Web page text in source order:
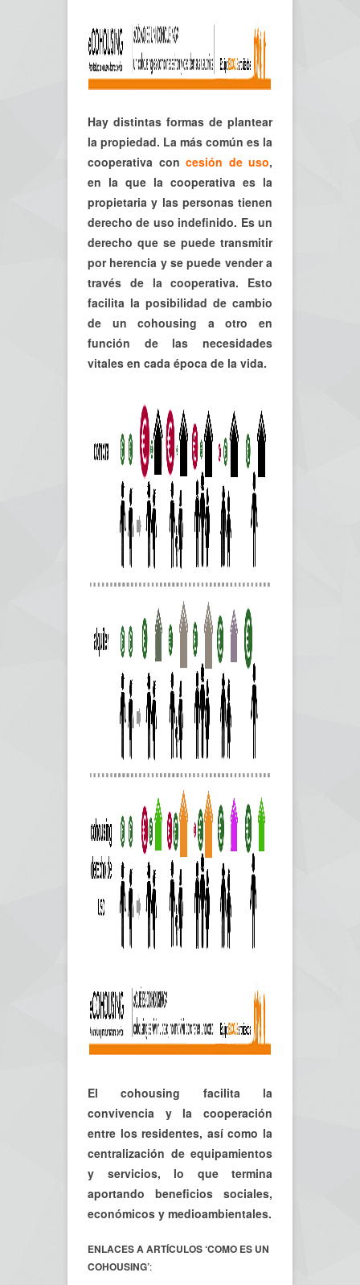
Hay distintas formas de plantear
la propiedad. La más común es la
cooperativa con cesión de uso,
en la que la cooperativa es la
propietaria y las personas tienen
derecho de uso indefinido. Es un
derecho que se puede transmitir
por herencia y se puede vender a
través de la cooperativa. Esto
facilita la posibilidad de cambio
de un cohousing a otro en
función de las necesidades
vitales en cada época de la vida.
El cohousing facilita la
convivencia y la cooperación
entre los residentes, así como la
centralización de equipamientos
y servicios, lo que termina
aportando beneficios sociales,
económicos y medioambientales.
ENLACES A ARTÍCULOS ‘COMO ES UN
COHOUSING’: